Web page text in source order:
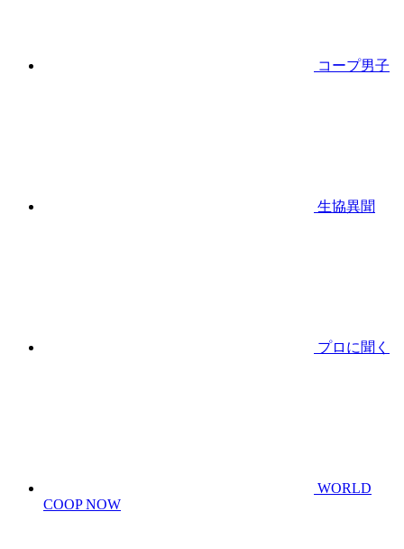
コープ男子
生協異聞
プロに聞く
WORLD
COOP NOW